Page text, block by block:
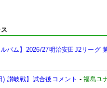
ルバム】2026/27明治安田J2リーグ
) 讃岐戦】試合後コメント -福島ユ